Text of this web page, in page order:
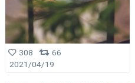
308
66
2021/04/19